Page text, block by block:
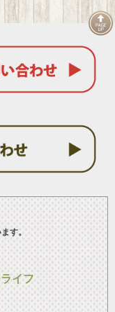
す。
イフ